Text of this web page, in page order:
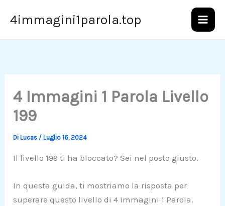
4immagini1parola.top
4 Immagini 1 Parola Livello
199
DiLucas /Luglio 16, 2024
Il livello 199 ti ha bloccato? Sei nel posto giusto.
In questa guida, ti mostriamo la risposta per
superare questo livello di 4 Immagini 1 Parola.